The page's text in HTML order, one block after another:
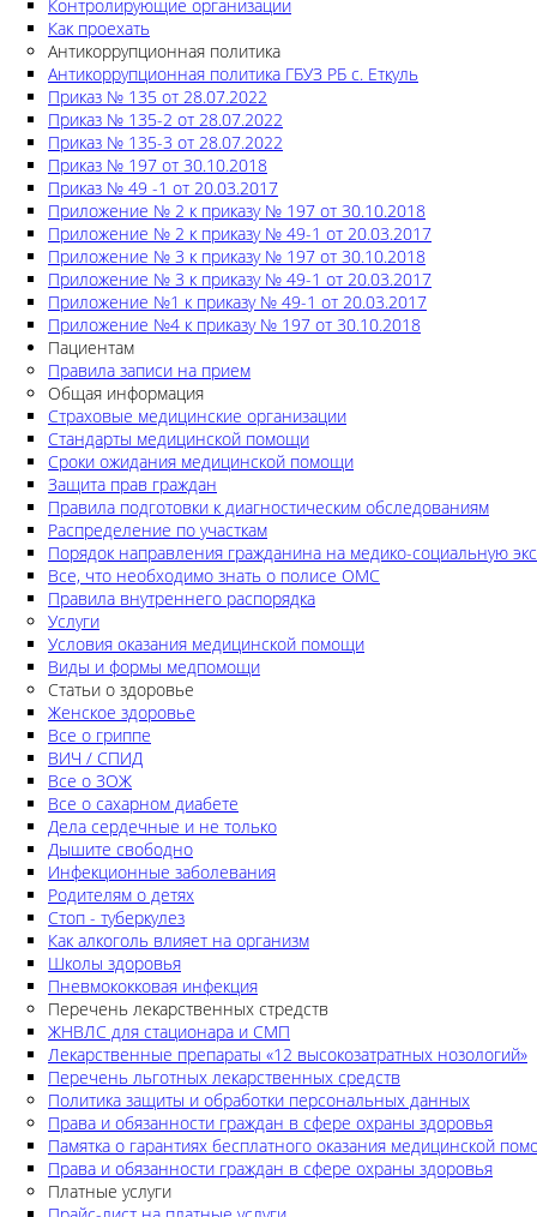
Контролирующие организации
Как проехать
Антикоррупционная политика
Антикоррупционная политика ГБУЗ РБ с. Еткуль
Приказ № 135 от 28.07.2022
Приказ № 135-2 от 28.07.2022
Приказ № 135-3 от 28.07.2022
Приказ № 197 от 30.10.2018
Приказ № 49 -1 от 20.03.2017
Приложение № 2 к приказу № 197 от 30.10.2018
Приложение № 2 к приказу № 49-1 от 20.03.2017
Приложение № 3 к приказу № 197 от 30.10.2018
Приложение № 3 к приказу № 49-1 от 20.03.2017
Приложение №1 к приказу № 49-1 от 20.03.2017
Приложение №4 к приказу № 197 от 30.10.2018
Пациентам
Правила записи на прием
Общая информация
Страховые медицинские организации
Стандарты медицинской помощи
Сроки ожидания медицинской помощи
Защита прав граждан
Правила подготовки к диагностическим обследованиям
Распределение по участкам
Порядок направления гражданина на медико-социальную
Все, что необходимо знать о полисе ОМС
Правила внутреннего распорядка
Услуги
Условия оказания медицинской помощи
Виды и формы медпомощи
Статьи о здоровье
Женское здоровье
Все о гриппе
ВИЧ / СПИД
Все о ЗОЖ
Все о сахарном диабете
Дела сердечные и не только
Дышите свободно
Инфекционные заболевания
Родителям о детях
Стоп - туберкулез
Как алкоголь влияет на организм
Школы здоровья
Пневмококковая инфекция
Перечень лекарственных стредств
ЖНВЛС для стационара и СМП
Лекарственные препараты «12 высокозатратных нозологий»
Перечень льготных лекарственных средств
Политика защиты и обработки персональных данных
Права и обязанности граждан в сфере охраны здоровья
Памятка о гарантиях бесплатного оказания медицинской
Права и обязанности граждан в сфере охраны здоровья
Платные услуги